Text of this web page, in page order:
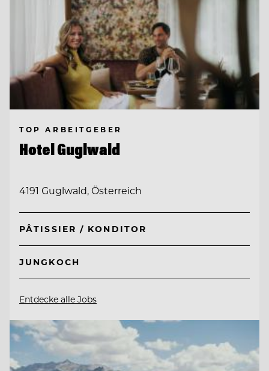
TOP ARBEITGEBER
Hotel Guglwald
4191 Guglwald, Österreich
PÂTISSIER / KONDITOR
JUNGKOCH
Entdecke alle Jobs